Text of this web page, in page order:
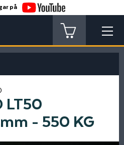
på
LT50
- 550 KG